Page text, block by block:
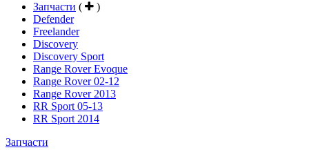
Запчасти (
)
Defender
Freelander
Discovery
Discovery Sport
Range Rover Evoque
Range Rover 02-12
Range Rover 2013
RR Sport 05-13
RR Sport 2014
Запчасти